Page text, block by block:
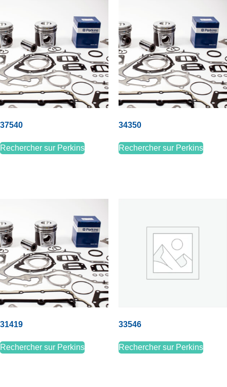
37540
Rechercher sur Perkins
34350
Rechercher sur Perkins
31419
Rechercher sur Perkins
33546
Rechercher sur Perkins